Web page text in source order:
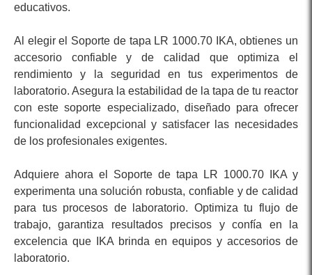
educativos.
Al elegir el Soporte de tapa LR 1000.70 IKA, obtienes un
accesorio confiable y de calidad que optimiza el
rendimiento y la seguridad en tus experimentos de
laboratorio. Asegura la estabilidad de la tapa de tu reactor
con este soporte especializado, diseñado para ofrecer
funcionalidad excepcional y satisfacer las necesidades
de los profesionales exigentes.
Adquiere ahora el Soporte de tapa LR 1000.70 IKA y
experimenta una solución robusta, confiable y de calidad
para tus procesos de laboratorio. Optimiza tu flujo de
trabajo, garantiza resultados precisos y confía en la
excelencia que IKA brinda en equipos y accesorios de
laboratorio.